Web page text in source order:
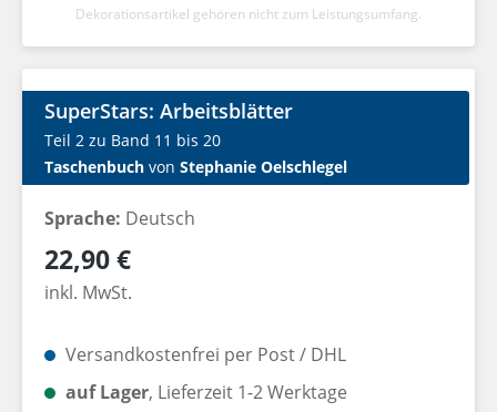
Dekorationsartikel gehören nicht zum Leistungsumfang.
SuperStars: Arbeitsblätter
Teil 2 zu Band 11 bis 20
Taschenbuch von Stephanie Oelschlegel
Sprache: Deutsch
Regulärer Preis:
22,90 €
inkl. MwSt.
Versandkostenfrei per Post / DHL
auf Lager, Lieferzeit 1-2 Werktage